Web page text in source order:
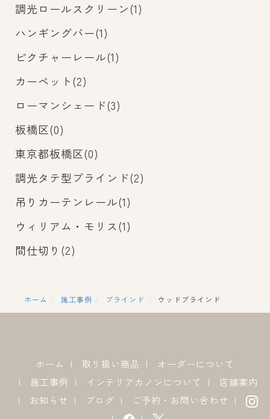
調光ロールスクリーン(1)
ハンギングバー(1)
ピクチャーレール(1)
カーペット(2)
ローマンシェード(3)
板橋区(0)
東京都板橋区(0)
調光タテ型ブラインド(2)
吊りカーテンレール(1)
ウィリアム・モリス(1)
間仕切り(2)
ホーム 施工事例 ブラインド ウッドブラインド
ホーム 取り扱い商品
オーダーについて
施工事例
インテリアカノンについて
店舗案内
お知らせ
ブログ ご予約・お問い合わせ